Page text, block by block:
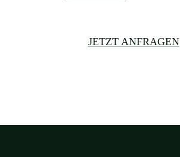
JETZT ANFRAGEN